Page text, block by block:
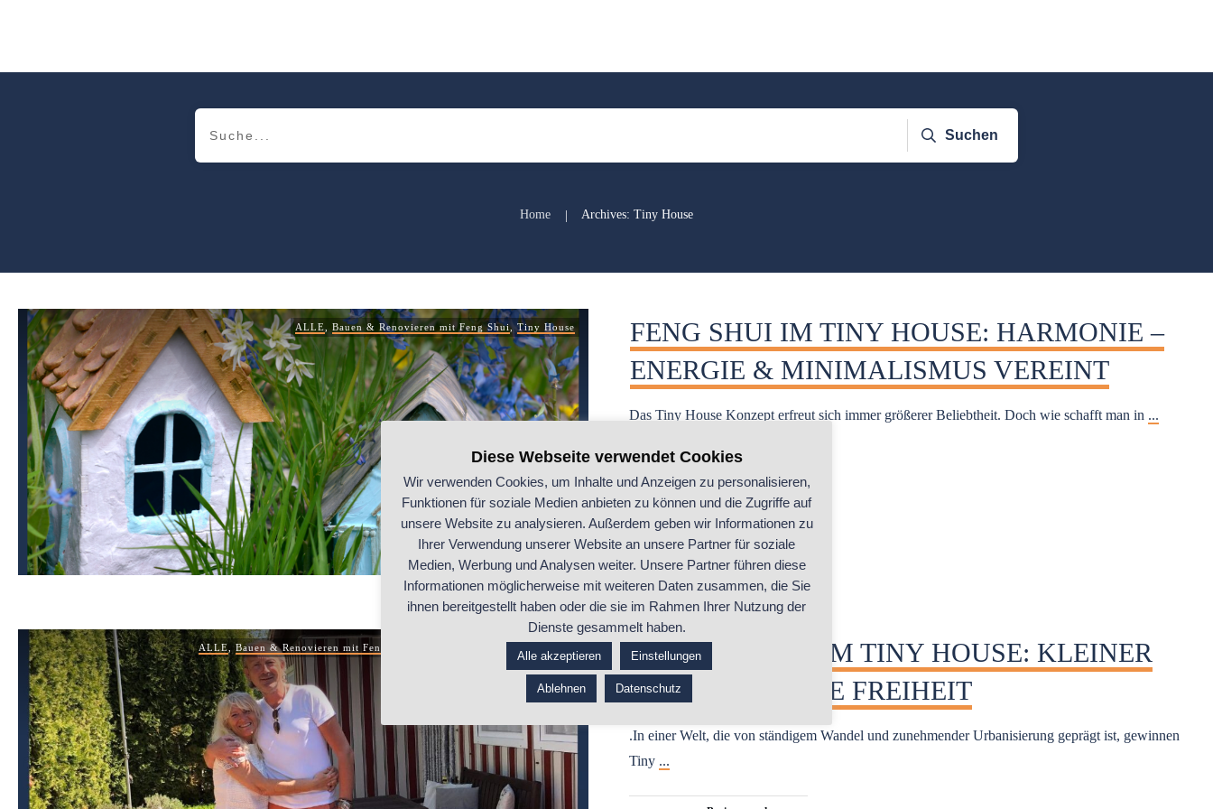
Suchen
Home | Archives: Tiny House
ALLE Bauen & Renovieren mit Feng Shui,Tiny House
FENG SHUI IM TINY HOUSE: HARMONIE –
ENERGIE & MINIMALISMUS VEREINT
Das Tiny House Konzept erfreut sich immer größerer Beliebtheit. Doch wie schafft man in ...
...ganzen Beitrag lesen
ALLE Bauen & Renovieren mit Feng Shui
UNSER LEBEN IM TINY HOUSE: KLEINER
RAUM – GROSSE FREIHEIT⁠⁠
.In einer Welt, die von ständigem Wandel und zunehmender Urbanisierung geprägt ist, gewinnen
Tiny ...
Diese Webseite verwendet Cookies
Wir verwenden Cookies, um Inhalte und Anzeigen zu personalisieren,
Funktionen für soziale Medien anbieten zu können und die Zugriffe auf
unsere Website zu analysieren. Außerdem geben wir Informationen zu
Ihrer Verwendung unserer Website an unsere Partner für soziale
Medien, Werbung und Analysen weiter. Unsere Partner führen diese
Informationen möglicherweise mit weiteren Daten zusammen, die Sie
ihnen bereitgestellt haben oder die sie im Rahmen Ihrer Nutzung der
Dienste gesammelt haben.
Alle akzeptieren Einstellungen
Ablehnen Datenschutz